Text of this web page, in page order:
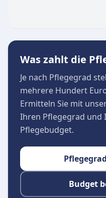
aktiv vorzubeugen.
pflegende
im Alltag, da sie ihre
Händen wissen.
Was zahlt die
Je nach Pflegegrad
mehrere Hundert
Ermitteln Sie mit
Ihren Pflegegrad und
Pflegebudget.
Budget